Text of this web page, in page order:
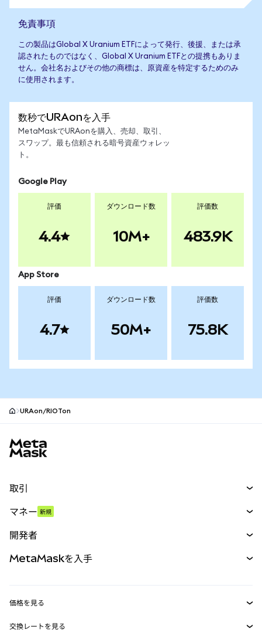
免責事項
この製品はGlobal X Uranium ETFによって発行、後援、または承
認されたものではなく、Global X Uranium ETFとの提携もありま
せん。会社名およびその他の商標は、原資産を特定するためのみ
に使用されます。
数秒でURAonを入手
MetaMaskでURAonを購入、売却、取引、
スワップ。最も信頼される暗号資産ウォレッ
ト。
Google Play
評価
4.4
ダウンロード数
10M+
評価数
483.9K
App Store
評価
4.7
ダウンロード数
50M+
評価数
75.8K
URAon/RIOTon
取引
パーペチュアル
RWA
マネー 新規
開発者
MetaMask Connect
MetaMaskを入手
価格を見る
イーサリアムの価格
交換レートを見る